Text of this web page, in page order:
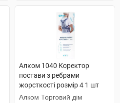
Алком 1040 Коректор
постави з ребрами
жорсткості розмір 4 1 шт
Алком Торговий дім